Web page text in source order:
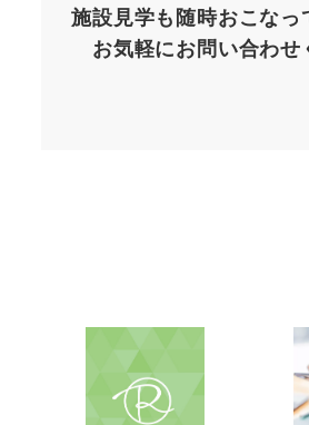
施設見学も随時おこなっ
お気軽にお問い合わせ